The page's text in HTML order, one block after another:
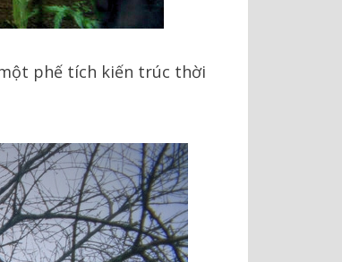
một phế tích kiến trúc thời